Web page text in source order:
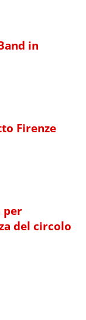
in
Firenze
per
del circolo